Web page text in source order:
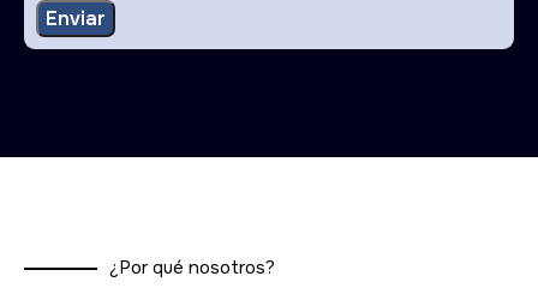
¿Por qué nosotros?